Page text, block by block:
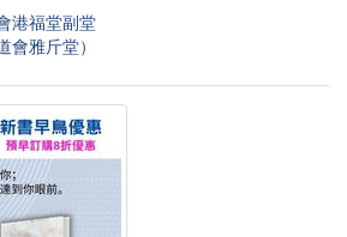
港福堂副堂
雅斤堂）